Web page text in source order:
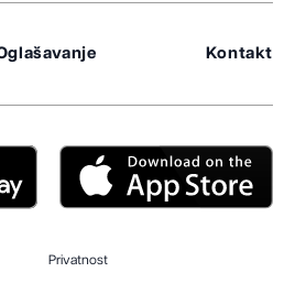
Kontakt
Privatnost